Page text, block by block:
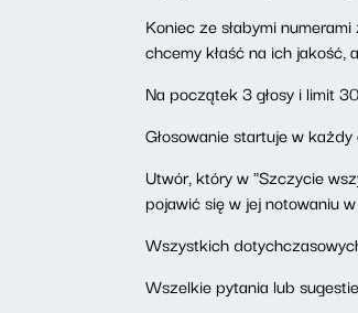
Koniec ze słabymi
chcemy kłaść na ich jakość,
Na początek 3 głosy i limit
Głosowanie startuje w
Utwór, który w "Szczycie
pojawić się w jej notowaniu
Wszystkich
Wszelkie pytania lub